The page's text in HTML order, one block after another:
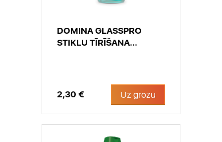
DOMINA GLASSPRO
STIKLU TĪRĪŠANA...
2,30 € Uz grozu